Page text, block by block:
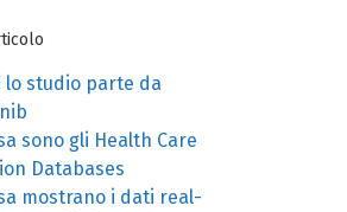
lo studio parte da
sono gli Health Care
Databases
mostrano i dati real-